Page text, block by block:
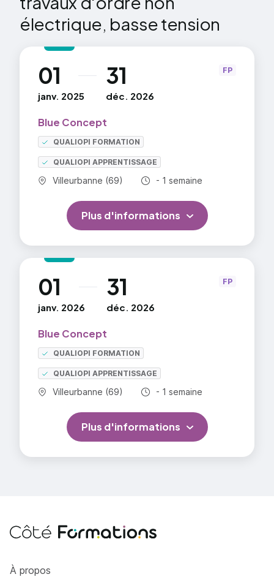
électrique, basse tension
01
janv. 2025
au 31
déc. 2026
Blue Concept
QUALIOPI FORMATION
QUALIOPI APPRENTISSAGE
Commune :
Villeurbanne (69) Durée totale :
- 1 semaine
FP
Plus d'informations
01
janv. 2026
au 31
déc. 2026
Blue Concept
QUALIOPI FORMATION
QUALIOPI APPRENTISSAGE
Commune :
Villeurbanne (69) Durée totale :
- 1 semaine
FP
Plus d'informations
Côté Formations
À propos